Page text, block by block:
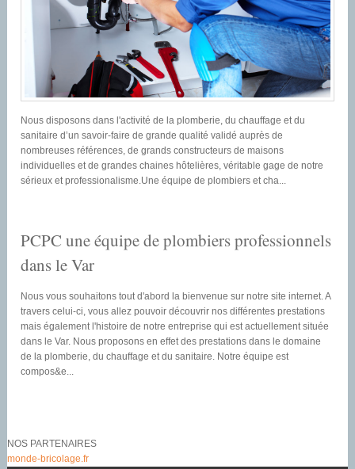
Nous disposons dans l'activité de la plomberie, du chauffage et du
sanitaire d’un savoir-faire de grande qualité validé auprès de
nombreuses références, de grands constructeurs de maisons
individuelles et de grandes chaines hôtelières, véritable gage de notre
sérieux et professionalisme.Une équipe de plombiers et cha...
PCPC une équipe de plombiers professionnels
dans le Var
Nous vous souhaitons tout d'abord la bienvenue sur notre site internet. A
travers celui-ci, vous allez pouvoir découvrir nos différentes prestations
mais également l'histoire de notre entreprise qui est actuellement située
dans le Var. Nous proposons en effet des prestations dans le domaine
de la plomberie, du chauffage et du sanitaire. Notre équipe est
compos&e...
NOS PARTENAIRES
monde-bricolage.fr